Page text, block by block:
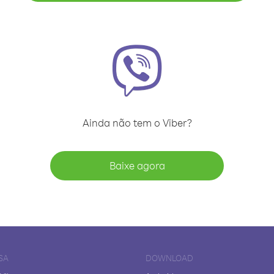
Ainda não tem o Viber?
Baixe agora
DOWNLOAD